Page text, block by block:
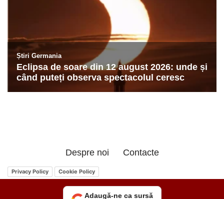
Despre noi Contacte
Privacy Policy Cookie Policy
Adaugă-ne ca sursă